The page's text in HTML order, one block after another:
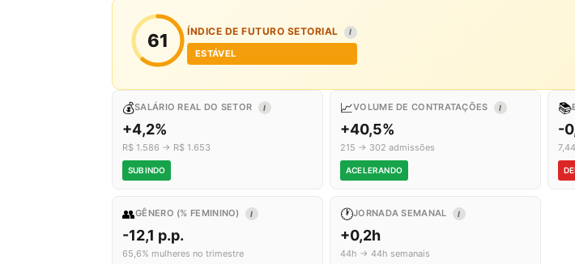
61 ÍNDICE DE FUTURO SETORIAL I
ESTÁVEL
💰SALÁRIO REAL DO SETOR I
+4,2%
R$ 1.586 → R$ 1.653
SUBINDO
📈VOLUME DE CONTRATAÇÕES I
+40,5%
215 → 302 admissões
ACELERANDO
📚
-
👥GÊNERO (% FEMININO) I
-12,1 p.p.
65,6% mulheres no trimestre
🕐JORNADA SEMANAL I
+0,2h
44h → 44h semanais